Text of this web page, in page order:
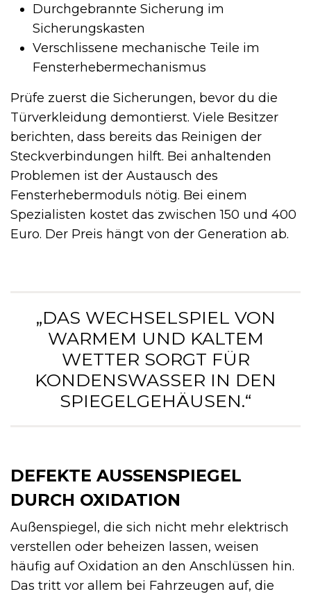
Durchgebrannte Sicherung im
Sicherungskasten
Verschlissene mechanische Teile im
Fensterhebermechanismus
Prüfe zuerst die Sicherungen, bevor du die
Türverkleidung demontierst. Viele Besitzer
berichten, dass bereits das Reinigen der
Steckverbindungen hilft. Bei anhaltenden
Problemen ist der Austausch des
Fensterhebermoduls nötig. Bei einem
Spezialisten kostet das zwischen 150 und 400
Euro. Der Preis hängt von der Generation ab.
„DAS WECHSELSPIEL VON
WARMEM UND KALTEM
WETTER SORGT FÜR
KONDENSWASSER IN DEN
SPIEGELGEHÄUSEN.“
DEFEKTE AUSSENSPIEGEL D
URCH OXIDATION
Außenspiegel, die sich nicht mehr elektrisch
verstellen oder beheizen lassen, weisen
häufig auf Oxidation an den Anschlüssen hin.
Das tritt vor allem bei Fahrzeugen auf, die